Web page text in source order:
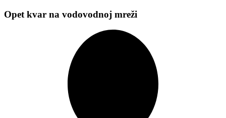
Opet kvar na vodovodnoj mreži